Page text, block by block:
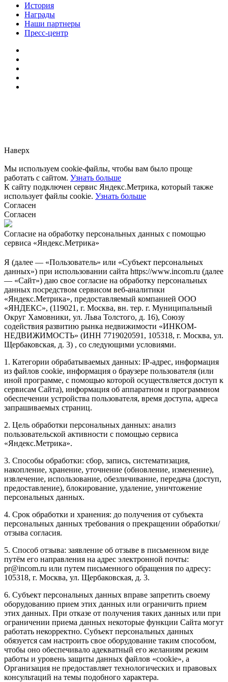
История
Награды
Наши партнеры
Пресс-центр
Наверх
Мы используем cookie-файлы, чтобы вам было проще
работать с сайтом. Узнать больше
К сайту подключен сервис Яндекс.Метрика, который также
использует файлы cookie. Узнать больше
Согласен
Согласен
Согласие на обработку персональных данных с помощью
сервиса «Яндекс.Метрика»
Я (далее — «Пользователь» или «Субъект персональных
данных») при использовании сайта https://www.incom.ru (далее
— «Сайт») даю свое согласие на обработку персональных
данных посредством сервисом веб-аналитики
«Яндекс.Метрика», предоставляемый компанией ООО
«ЯНДЕКС», (119021, г. Москва, вн. тер. г. Муниципальный
Округ Хамовники, ул. Льва Толстого, д. 16), Союзу
содействия развитию рынка недвижимости «ИНКОМ-
НЕДВИЖИМОСТЬ» (ИНН 7719020591, 105318, г. Москва, ул.
Щербаковская, д. 3) , со следующими условиями.
1. Категории обрабатываемых данных: IP-адрес, информация
из файлов cookie, информация о браузере пользователя (или
иной программе, с помощью которой осуществляется доступ к
сервисам Сайта), информация об аппаратном и программном
обеспечении устройства пользователя, время доступа, адреса
запрашиваемых страниц.
2. Цель обработки персональных данных: анализ
пользовательской активности с помощью сервиса
«Яндекс.Метрика».
3. Способы обработки: сбор, запись, систематизация,
накопление, хранение, уточнение (обновление, изменение),
извлечение, использование, обезличивание, передача (доступ,
предоставление), блокирование, удаление, уничтожение
персональных данных.
4. Срок обработки и хранения: до получения от субъекта
персональных данных требования о прекращении обработки/
отзыва согласия.
5. Способ отзыва: заявление об отзыве в письменном виде
путём его направления на адрес электронной почты:
pr@incom.ru или путем письменного обращения по адресу:
105318, г. Москва, ул. Щербаковская, д. 3.
6. Субъект персональных данных вправе запретить своему
оборудованию прием этих данных или ограничить прием
этих данных. При отказе от получения таких данных или при
ограничении приема данных некоторые функции Сайта могут
работать некорректно. Субъект персональных данных
обязуется сам настроить свое оборудование таким способом,
чтобы оно обеспечивало адекватный его желаниям режим
работы и уровень защиты данных файлов «cookie», а
Организация не предоставляет технологических и правовых
консультаций на темы подобного характера.